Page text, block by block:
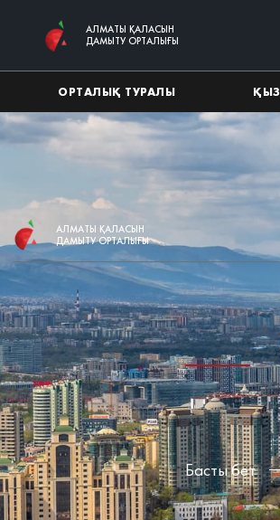
АЛМАТЫ ҚАЛАСЫН
ДАМЫТУ ОРТАЛЫҒЫ
ОРТАЛЫҚ ТУРАЛЫ
АЛМАТЫ ҚАЛАСЫН
ДАМЫТУ ОРТАЛЫҒЫ
Басты бет